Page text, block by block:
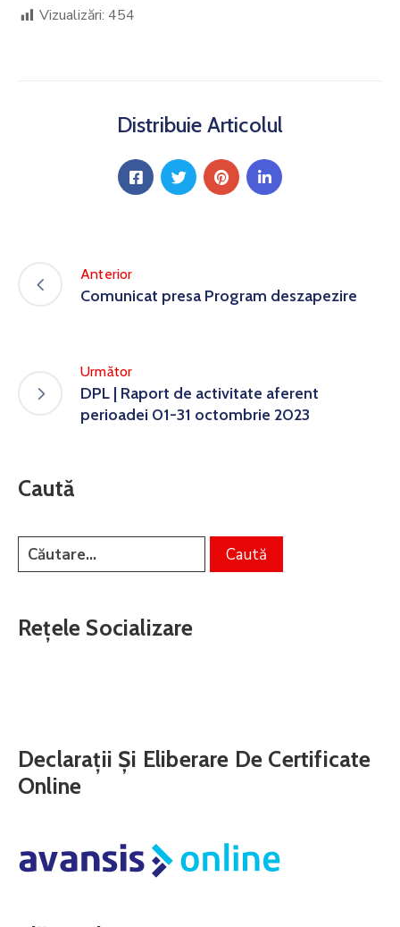
Vizualizări: 454
Distribuie Articolul
Anterior
Comunicat presa Program deszapezire
Următor
DPL | Raport de activitate aferent
perioadei 01-31 octombrie 2023
Caută
Rețele Socializare
Declarații Și Eliberare De Certificate
Online